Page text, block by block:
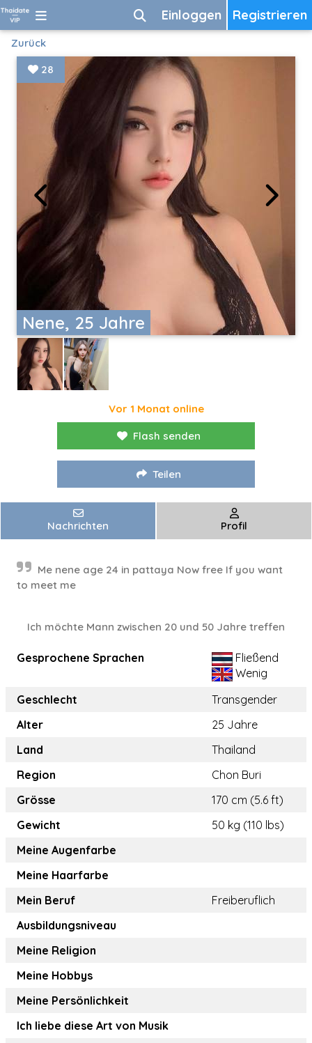
Registrieren
Einloggen
Zurück
Nene, 25 Jahre
28
Vor 1 Monat online
Flash senden
Teilen
Nachrichten Profil
Me nene age 24 in pattaya Now free If you want
to meet me
Ich möchte Mann zwischen 20 und 50 Jahre treffen
Gesprochene Sprachen
Fließend
Wenig
Geschlecht
Transgender
Alter
25 Jahre
Land
Thailand
Region
Chon Buri
Grösse
170 cm (5.6 ft)
Gewicht
50 kg (110 lbs)
Meine Augenfarbe
Meine Haarfarbe
Mein Beruf
Freiberuflich
Ausbildungsniveau
Meine Religion
Meine Hobbys
Meine Persönlichkeit
Ich liebe diese Art von Musik